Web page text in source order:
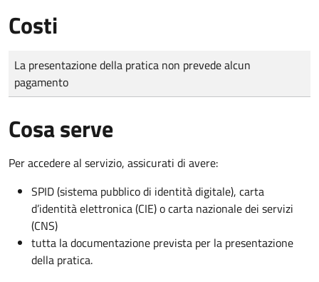
Costi
Tipo di pagamento
Importo
La presentazione della pratica non prevede alcun
pagamento
Cosa serve
Per accedere al servizio, assicurati di avere:
SPID (sistema pubblico di identità digitale), carta
d’identità elettronica (CIE) o carta nazionale dei servizi
(CNS)
tutta la documentazione prevista per la presentazione
della pratica.